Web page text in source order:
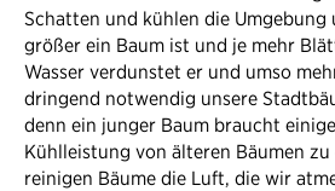
Schatten und kühlen die Umgebung
größer ein Baum ist und je mehr
Wasser verdunstet er und umso
dringend notwendig unsere
denn ein junger Baum braucht
Kühlleistung von älteren Bäumen
reinigen Bäume die Luft, die wir